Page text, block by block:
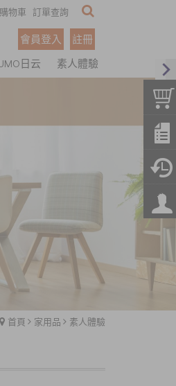
購物車 訂單查詢
會員登入
註冊
日云 素人體驗
首頁 家用品 素人體驗